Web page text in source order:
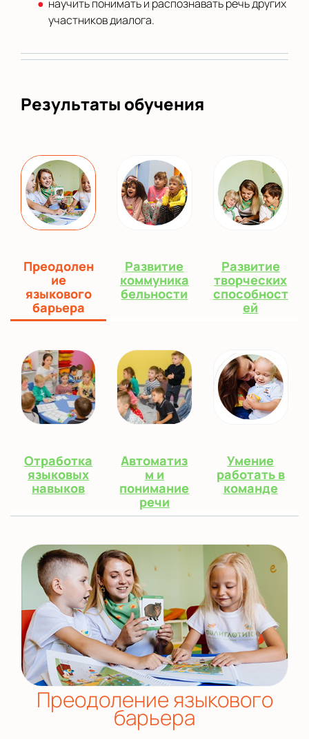
научить понимать и распознавать речь других
участников диалога.
Результаты обучения
Преодолен
ие
языкового
барьера
Развитие
коммуника
бельности
Развитие
творческих
способност
ей
Отработка
языковых
навыков
Автоматиз
м и
понимание
речи
Умение
работать в
команде
Преодоление языкового
барьера